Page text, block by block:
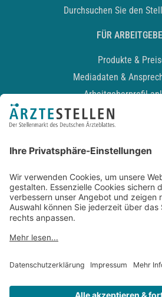
Durchsuchen Sie den
FÜR
Produkte &
Mediadaten &
Arbeitgeberprofil
Recruiting-Podcast
Kontakt
Datenschutz
Newsletter